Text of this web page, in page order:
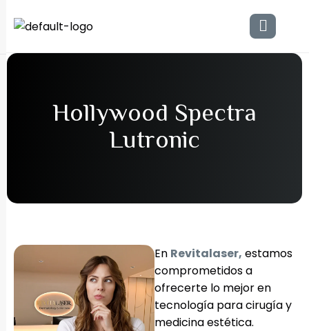
Hollywood Spectra
Lutronic
En Revitalaser, estamos
comprometidos a
ofrecerte lo mejor en
tecnología para cirugía y
medicina estética.